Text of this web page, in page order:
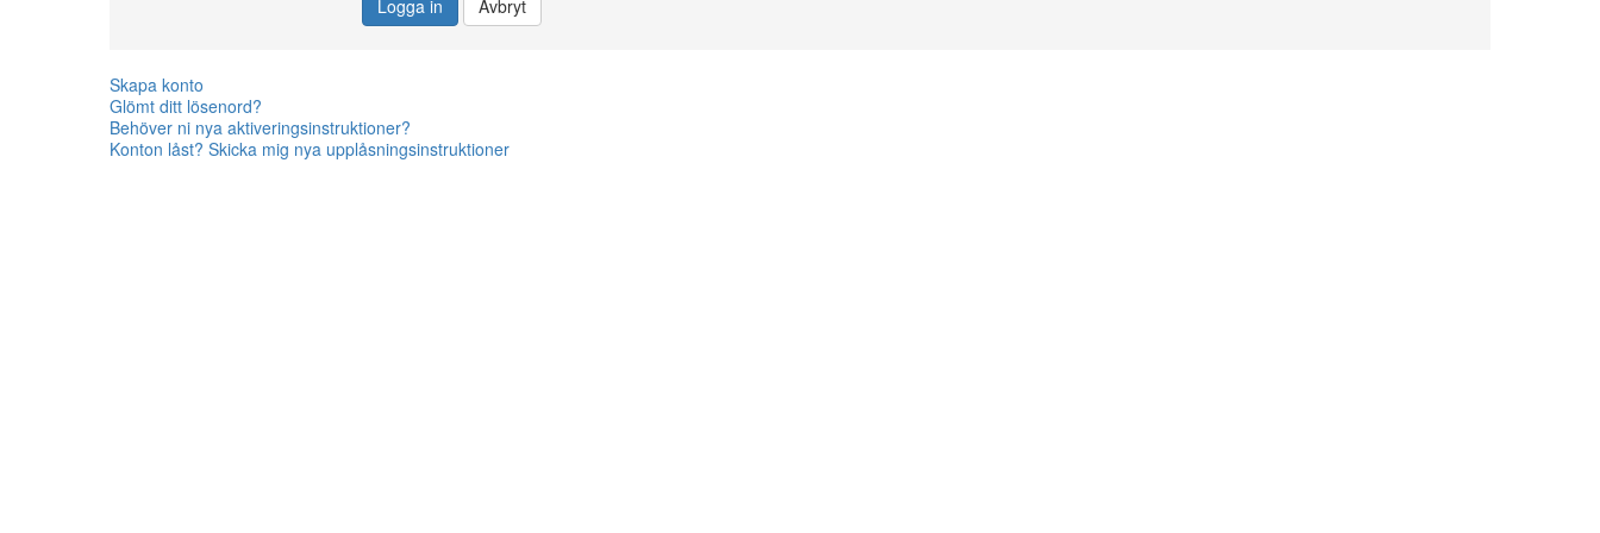
Logga in Avbryt
Skapa konto
Glömt ditt lösenord?
Behöver ni nya aktiveringsinstruktioner?
Konton låst? Skicka mig nya upplåsningsinstruktioner